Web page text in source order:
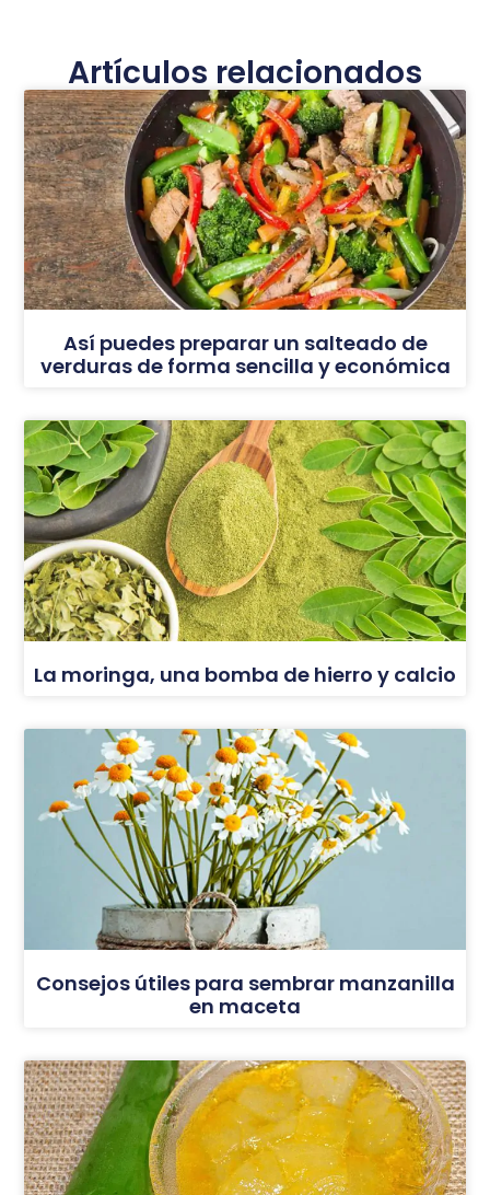
Artículos relacionados
Así puedes preparar un salteado de
verduras de forma sencilla y económica
La moringa, una bomba de hierro y calcio
Consejos útiles para sembrar manzanilla
en maceta